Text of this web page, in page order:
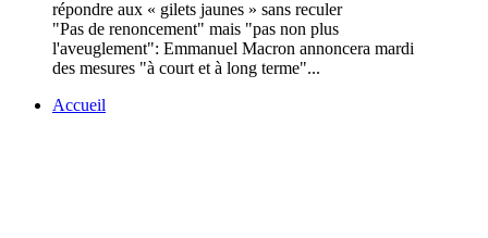
"Pas de renoncement" mais "pas non plus
l'aveuglement": Emmanuel Macron annoncera mardi
des mesures "à court et à long terme"...
Accueil